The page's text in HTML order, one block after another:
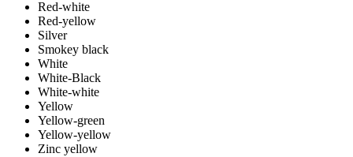
Red-white
Red-yellow
Silver
Smokey black
White
White-Black
White-white
Yellow
Yellow-green
Yellow-yellow
Zinc yellow